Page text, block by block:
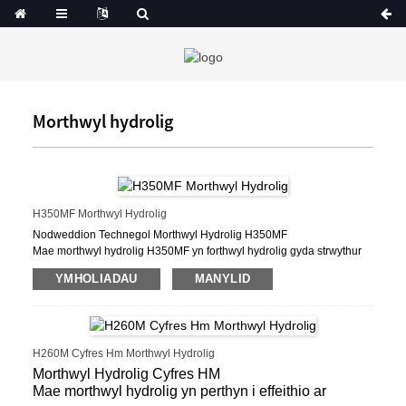
Morthwyl hydrolig
H350MF Morthwyl Hydrolig
Nodweddion Technegol Morthwyl Hydrolig H350MF
Mae morthwyl hydrolig H350MF yn forthwyl hydrolig gyda strwythur
syml, sy'n defnyddio egni hydrolig i godi craidd y morthwyl,
ac yna'n morthwylio'r pentwr yn gorffen gydag egni potensial
pigiad, ailosod.
H350MF Mae morthwyl hydrolig yn gryno o ran strwythur, yn llydan o
ran cymhwysiad, yn addas ar gyfer adeiladu gwahanol fathau o
Fe'i defnyddir yn helaeth wrth adeiladu sylfaen pentwr adeiladau,
pontydd, dociau, ac ati.
YMHOLIADAU MANYLID
H260M Cyfres Hm Morthwyl Hydrolig
Morthwyl Hydrolig Cyfres HM
Mae morthwyl hydrolig yn perthyn i effeithio ar